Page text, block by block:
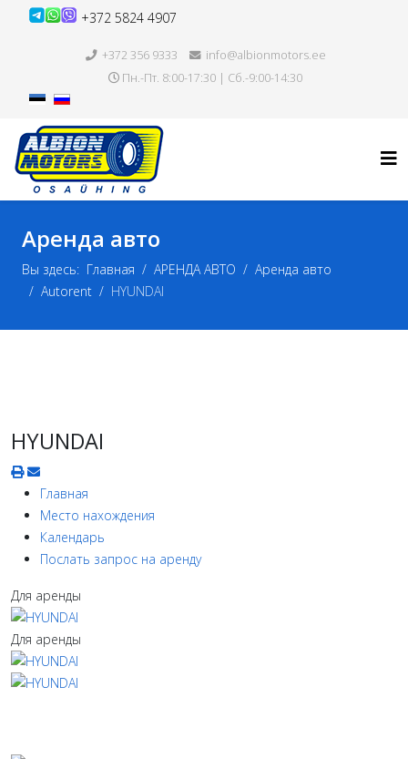
+372 5824 4907
+372 356 9333
info@albionmotors.ee
Пн.-Пт. 8:00-17:30 | Сб.-9:00-14:30
Аренда авто
Вы здесь: Главная АРЕНДА АВТО
Аренда авто
Autorent
HYUNDAI
HYUNDAI
Главная
Место нахождения
Календарь
Послать запрос на аренду
Для аренды
Для аренды